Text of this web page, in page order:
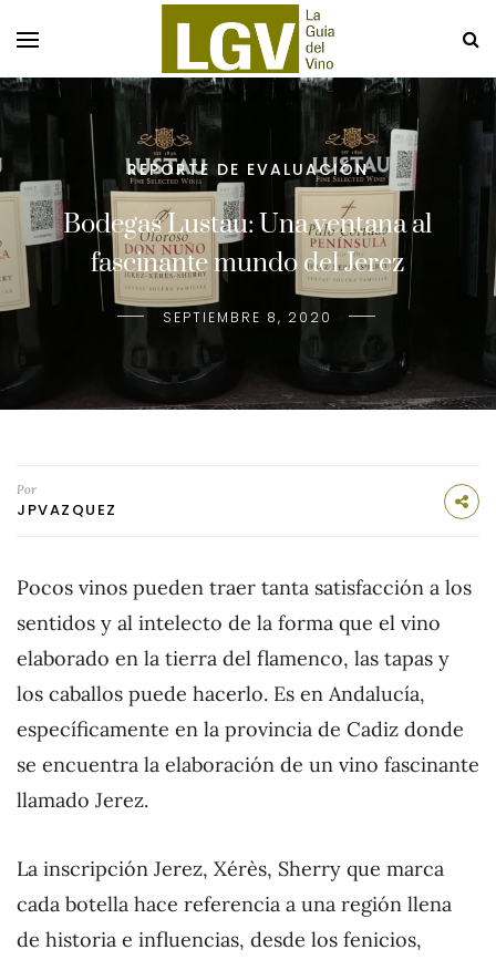
REPORTE DE EVALUACIÓN
Bodegas Lustau: Una ventana al
fascinante mundo del Jerez
SEPTIEMBRE 8, 2020
Por
JPVAZQUEZ
Pocos vinos pueden traer tanta satisfacción a los
sentidos y al intelecto de la forma que el vino
elaborado en la tierra del flamenco, las tapas y
los caballos puede hacerlo. Es en Andalucía,
específicamente en la provincia de Cadiz donde
se encuentra la elaboración de un vino fascinante
llamado Jerez.
La inscripción Jerez, Xérès, Sherry que marca
cada botella hace referencia a una región llena
de historia e influencias, desde los fenicios,